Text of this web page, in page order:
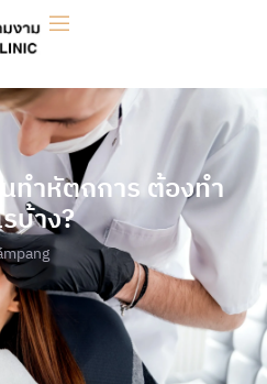
ทำหัตถการ ต้องทำ
บ้าง?